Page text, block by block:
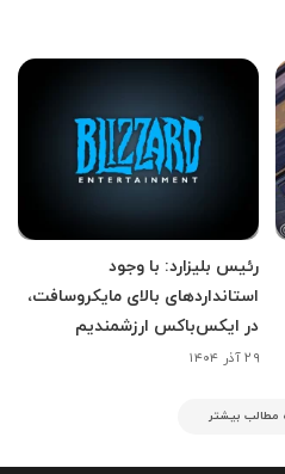
رئیس بلیزارد: با وجود
استانداردهای بالای مایکروسافت،
در ایکس‌باکس ارزشمندیم
۲۹ آذر ۱۴۰۴
مطالب بیشتر